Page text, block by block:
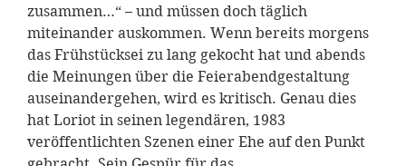
zusammen…“ – und müssen doch täglich
miteinander auskommen. Wenn bereits morgens
das Frühstücksei zu lang gekocht hat und abends
die Meinungen über die Feierabendgestaltung
auseinandergehen, wird es kritisch. Genau dies
hat Loriot in seinen legendären, 1983
veröffentlichten Szenen einer Ehe auf den Punkt